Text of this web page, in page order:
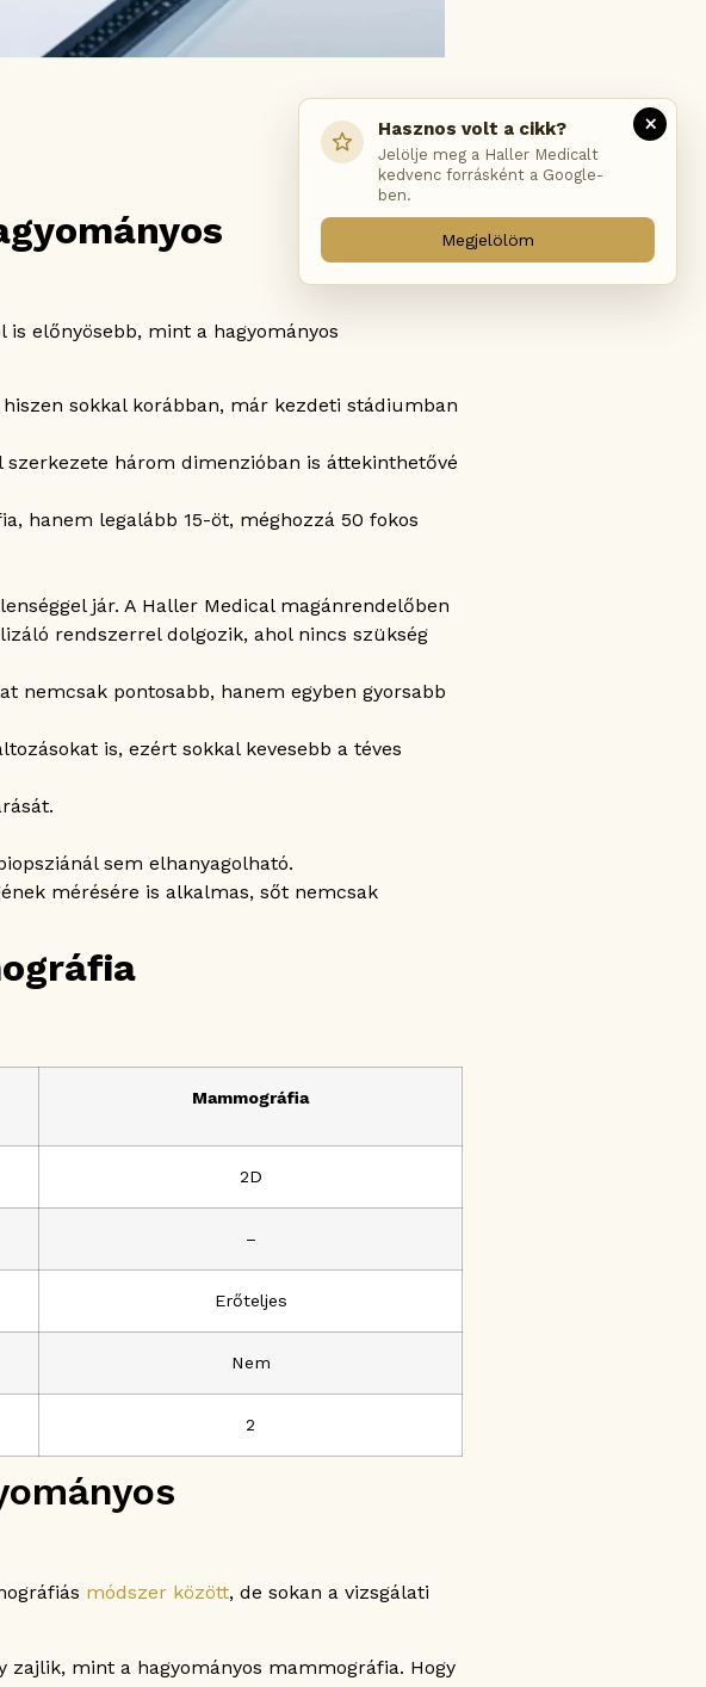
előnyösebb, mint a hagyományos
sokkal korábban, már kezdeti stádiumban
három dimenzióban is áttekinthetővé
hanem legalább 15-öt, méghozzá 50 fokos
jár. A Haller Medical magánrendelőben
rendszerrel dolgozik, ahol nincs szükség
nemcsak pontosabb, hanem egyben gyorsabb
is, ezért sokkal kevesebb a téves
sem elhanyagolható.
mérésére is alkalmas, sőt nemcsak
Mammográfia
2D
–
Erőteljes
Nem
2
módszer között, de sokan a vizsgálati
zajlik, mint a hagyományos mammográfia. Hogy
×
Hasznos volt a cikk?
Jelölje meg a Haller Medicalt
kedvenc forrásként a Google-
ben.
Megjelölöm